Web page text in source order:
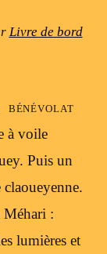
Livre de bord
bénévolat
à voile
Puis un
claoueyenne.
Méhari :
lumières et